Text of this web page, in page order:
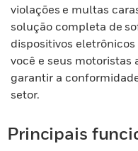
violações e multas
solução completa de
dispositivos
você e seus motoristas
garantir a
setor.
Principais